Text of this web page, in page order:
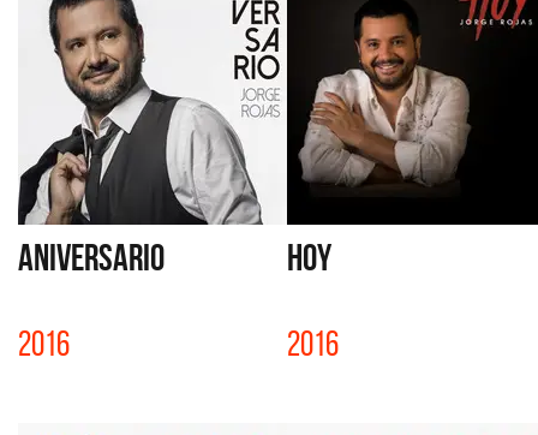
ANIVERSARIO
2016
HOY
2016